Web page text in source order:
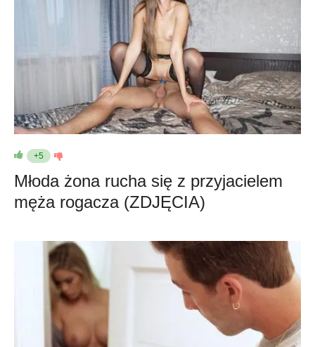
+5
Młoda żona rucha się z przyjacielem
męża rogacza (ZDJĘCIA)